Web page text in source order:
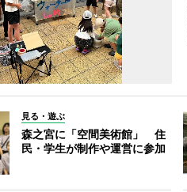
見る・遊ぶ
森之宮に「空間美術館」 住
民・学生が制作や運営に参加